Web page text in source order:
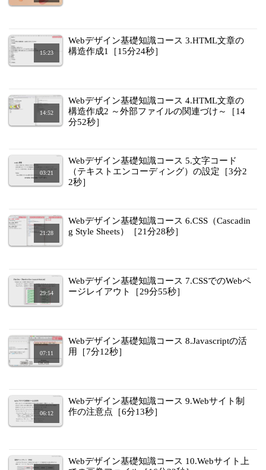
15:23
Webデザイン基礎知識コース 3.HTML文章の
構造作成1［15分24秒］
14:52
Webデザイン基礎知識コース 4.HTML文章の
構造作成2 ～外部ファイルの関連づけ～［14
分52秒］
03:21
Webデザイン基礎知識コース 5.文字コード
（テキストエンコーディング）の設定［3分2
2秒］
21:28
Webデザイン基礎知識コース 6.CSS（Cascadin
g Style Sheets）［21分28秒］
29:54
Webデザイン基礎知識コース 7.CSSでのWebペ
ージレイアウト［29分55秒］
07:11
Webデザイン基礎知識コース 8.Javascriptの活
用［7分12秒］
06:12
Webデザイン基礎知識コース 9.Webサイト制
作の注意点［6分13秒］
Webデザイン基礎知識コース 10.Webサイト上